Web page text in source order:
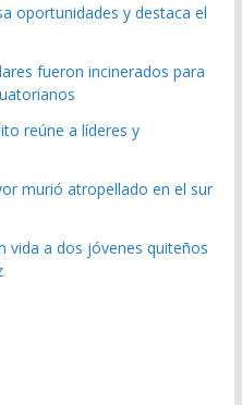
oportunidades y destaca el
fueron incinerados para
reúne a líderes y
murió atropellado en el sur
vida a dos jóvenes quiteños